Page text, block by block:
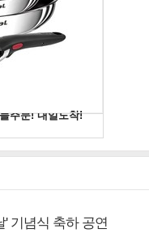
' 기념식 축하 공연